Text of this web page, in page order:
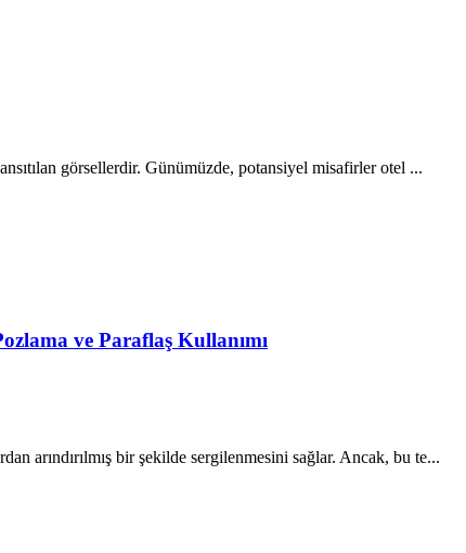
görsellerdir. Günümüzde, potansiyel misafirler otel ...
ve Paraflaş Kullanımı
arındırılmış bir şekilde sergilenmesini sağlar. Ancak, bu te...